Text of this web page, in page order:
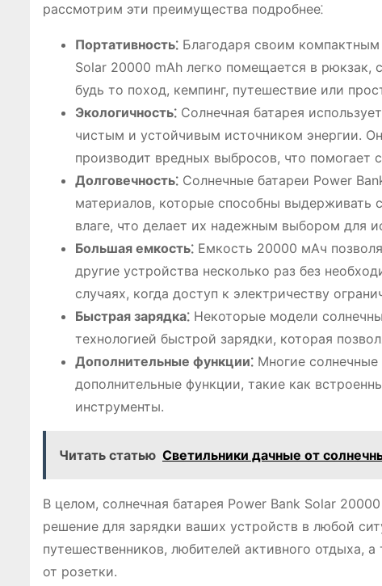
рассмотрим эти преимущества подробнее⁚
Портативность⁚ Благодаря своим компактным
Solar 20000 mAh легко помещается в рюкзак,
будь то поход, кемпинг, путешествие или
Экологичность⁚ Солнечная батарея
чистым и устойчивым источником энергии.
производит вредных выбросов, что помогает
Долговечность⁚ Солнечные батареи Power
материалов, которые способны выдерживать
влаге, что делает их надежным выбором для
Большая емкость⁚ Емкость 20000 мАч
другие устройства несколько раз без
случаях, когда доступ к электричеству
Быстрая зарядка⁚ Некоторые модели
технологией быстрой зарядки, которая
Дополнительные функции⁚ Многие солнечные
дополнительные функции, такие как
инструменты.
Читать статью Светильники дачные от
В целом, солнечная батарея Power Bank Solar
решение для зарядки ваших устройств в любой
путешественников, любителей активного отдыха,
от розетки.